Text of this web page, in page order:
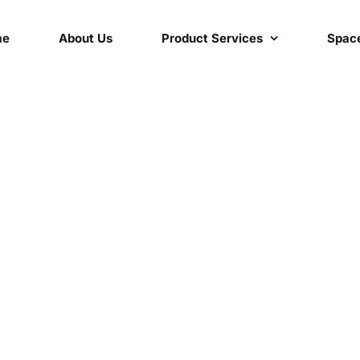
About Us Product Services